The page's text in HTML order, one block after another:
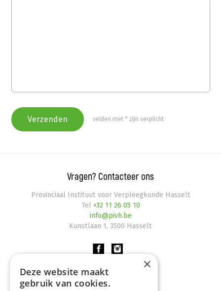
Information
velden met * zijn verplicht
Vragen? Contacteer ons
Provinciaal Instituut voor Verpleegkunde Hasselt
Tel +32 11 26 05 10
info@pivh.be
Kunstlaan 1, 3500 Hasselt
Footer
Home
×
Deze website maakt
gebruik van cookies.